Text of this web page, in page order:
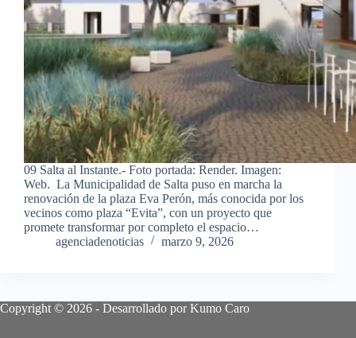
09 Salta al Instante.- Foto portada: Render. Imagen:
Web. La Municipalidad de Salta puso en marcha la
renovación de la plaza Eva Perón, más conocida por los
vecinos como plaza “Evita”, con un proyecto que
promete transformar por completo el espacio…
agenciadenoticias
marzo 9, 2026
Copyright © 2026 - Desarrollado por Kumo Caro